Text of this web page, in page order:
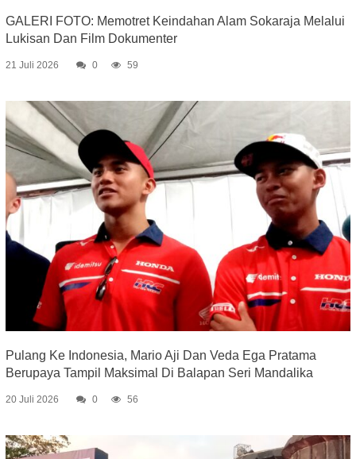
GALERI FOTO: Memotret Keindahan Alam Sokaraja Melalui
Lukisan Dan Film Dokumenter
21 Juli 2026 0 59
Pulang Ke Indonesia, Mario Aji Dan Veda Ega Pratama
Berupaya Tampil Maksimal Di Balapan Seri Mandalika
20 Juli 2026 0 56